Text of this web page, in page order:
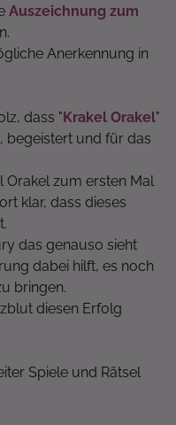
Auszeichnung zum
Anerkennung in
dass "Krakel Orakel"
begeistert und für das
Orakel zum ersten Mal
klar, dass dieses
das genauso sieht
dabei hilft, es noch
bringen.
diesen Erfolg
Spiele und Rätsel